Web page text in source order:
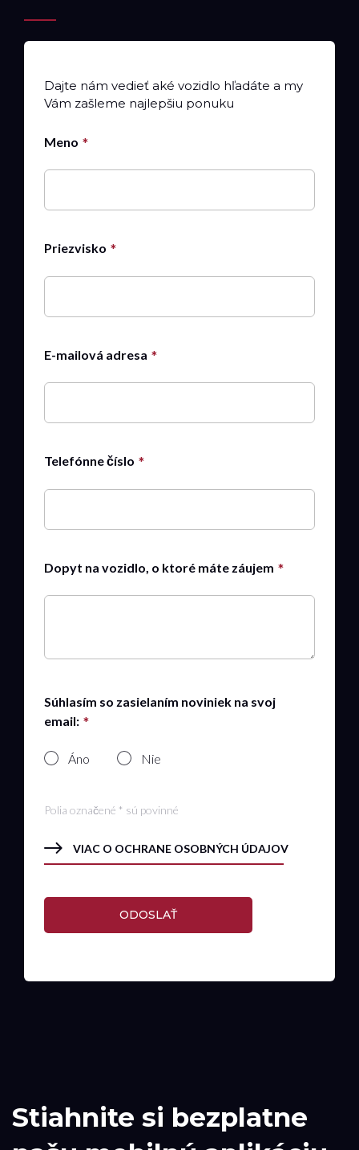
Dajte nám vedieť aké vozidlo hľadáte a my
Vám zašleme najlepšiu ponuku
Meno
Priezvisko
E-mailová adresa
Telefónne číslo
Dopyt na vozidlo, o ktoré máte záujem
Súhlasím so zasielaním noviniek na svoj
email:
Áno Nie
Polia označené * sú povinné
VIAC O OCHRANE OSOBNÝCH ÚDAJOV
ODOSLAŤ
Stiahnite si bezplatne